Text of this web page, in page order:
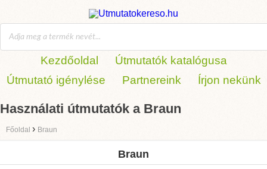
Kezdőoldal
Útmutatók katalógusa
Útmutató igénylése
Partnereink Írjon nekünk
Használati útmutatók a Braun
Főoldal › Braun
Braun